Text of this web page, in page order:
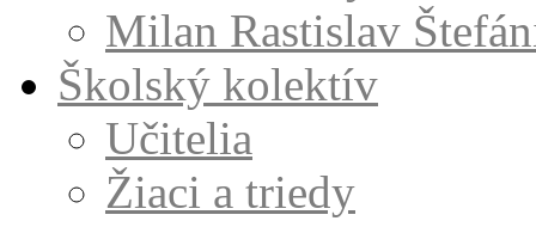
Milan Rastislav
Školský kolektív
Učitelia
Žiaci a triedy